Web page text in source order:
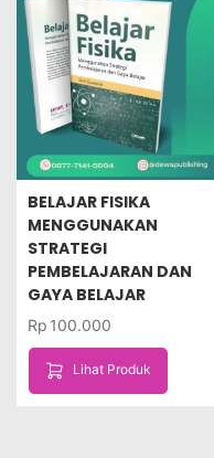
BELAJAR FISIKA
MENGGUNAKAN
STRATEGI
PEMBELAJARAN DAN
GAYA BELAJAR
Rp 100.000
Lihat Produk